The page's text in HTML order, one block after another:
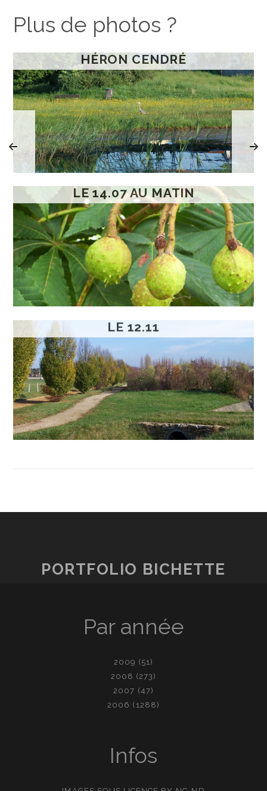
Plus de photos ?
HÉRON CENDRÉ
LE 14.07 AU MATIN
LE 12.11
PORTFOLIO BICHETTE
Par année
2009 (51)
2008 (273)
2007 (47)
2006 (1288)
Infos